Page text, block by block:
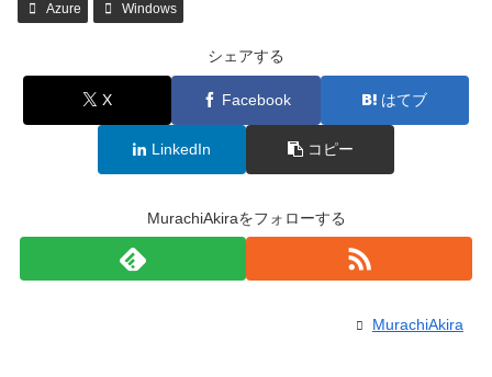
Azure Windows
シェアする
X Facebook はてブ
LinkedIn コピー
MurachiAkiraをフォローする
MurachiAkira